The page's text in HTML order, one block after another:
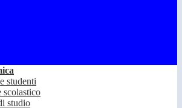
studenti
scolastico
studio